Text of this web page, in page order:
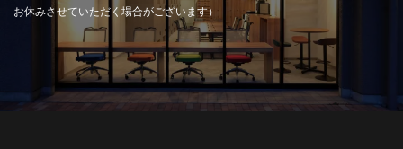
お休みさせていただく場合がございます）